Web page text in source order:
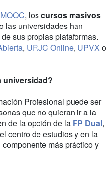
MOOC, loscursos masivos
las universidades han
sus propias plataformas.
, URJC Online, UPVX o
universidad?
Profesional puede ser
que no quieran ir a la
de la opción de la FP Dual,
centro de estudios y en la
más práctico y